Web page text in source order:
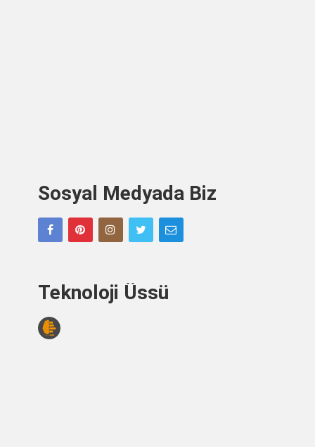
Sosyal Medyada Biz
Teknoloji Üssü